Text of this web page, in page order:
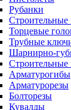
Рубанки
Торцевые
Трубные
Шарнирно-
Строительные
Арматурогибы
Арматурорезы
Болторезы
Кувалды